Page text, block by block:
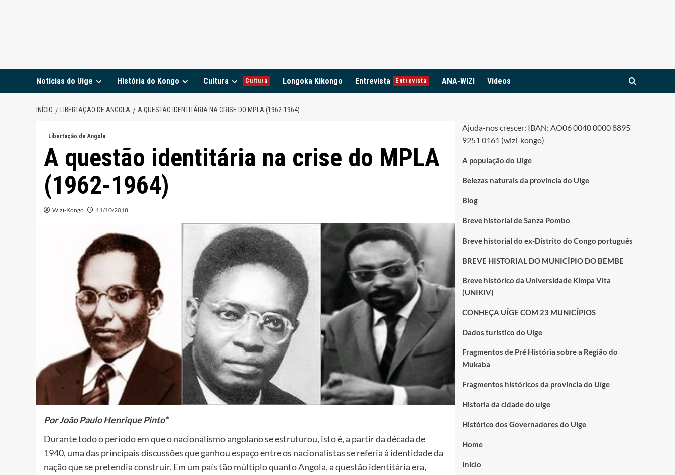
Notícias do Uíge História do Kongo Cultura Cultura Longoka Kikongo Entrevista Entrevista ANA-WIZI Vídeos
INÍCIO LIBERTAÇÃO DE ANGOLA A QUESTÃO IDENTITÁRIA NA CRISE DO MPLA (1962-1964)
Libertação de Angola
A questão identitária na crise do MPLA
(1962-1964)
Wizi-Kongo 11/10/2018
Por João Paulo Henrique Pinto*
Durante todo o período em que o nacionalismo angolano se estruturou, isto é, a partir da década de
1940, uma das principais discussões que ganhou espaço entre os nacionalistas se referia à identidade da
nação que se pretendia construir. Em um país tão múltiplo quanto Angola, a questão identitária era,
Ajuda-nos crescer: IBAN: AO06 0040 0000 8895
9251 0161 (wizi-kongo)
A população do Uige
Belezas naturais da província do Uíge
Blog
Breve historial de Sanza Pombo
Breve historial do ex-Distrito do Congo português
BREVE HISTORIAL DO MUNICÍPIO DO BEMBE
Breve histórico da Universidade Kimpa Vita
(UNIKIV)
CONHEÇA UÍGE COM 23 MUNICÍPIOS
Dados turístico do Uíge
Fragmentos de Pré História sobre a Região do
Mukaba
Fragmentos históricos da província do Uíge
Historia da cidade do uíge
Histórico dos Governadores do Uige
Home
Início